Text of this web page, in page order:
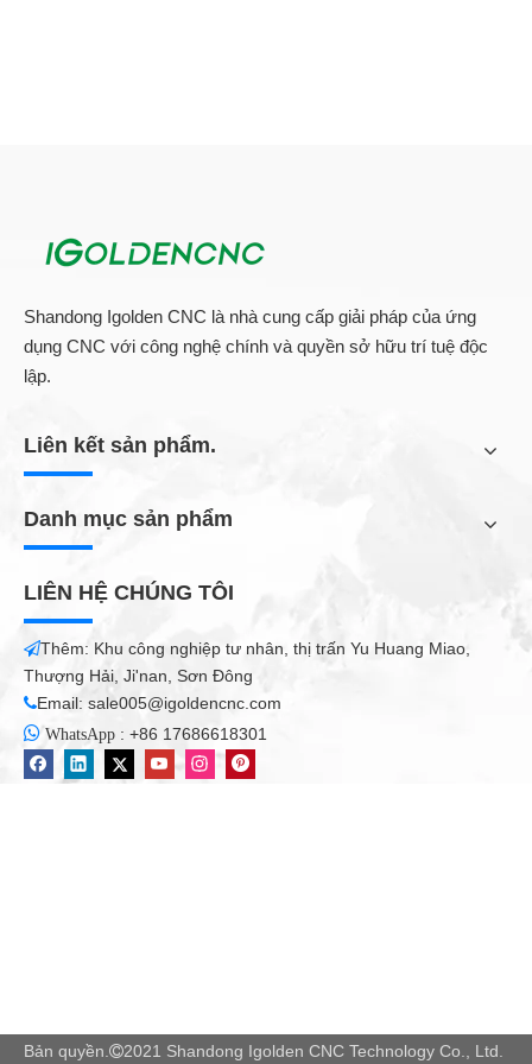
Shandong Igolden CNC là nhà cung cấp giải pháp của ứng
dụng CNC với công nghệ chính và quyền sở hữu trí tuệ độc
lập.
Liên kết sản phẩm.
Danh mục sản phẩm
LIÊN HỆ CHÚNG TÔI
Thêm: Khu công nghiệp tư nhân, thị trấn Yu Huang Miao,
Thượng Hải, Ji'nan, Sơn Đông
Email: sale005@igoldencnc.com
 WhatsApp : +86 17686618301
Bản quyền. 2021 Shandong Igolden CNC Technology Co., Ltd.